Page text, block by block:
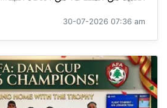
30-07-2026 07:36 am